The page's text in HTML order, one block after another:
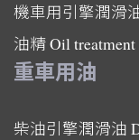
機車用引擎潤滑
油精Oil treatment
重車用油
柴油引擎潤滑油